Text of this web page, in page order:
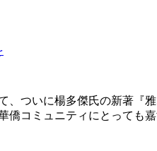
、ついに楊多傑氏の新著
コミュニティにとっても